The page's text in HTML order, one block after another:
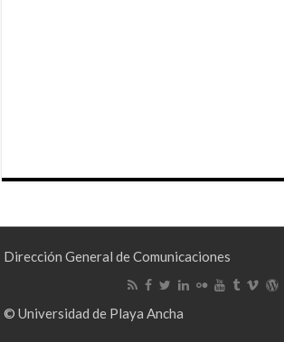
Dirección General de Comunicaciones
© Universidad de Playa Ancha